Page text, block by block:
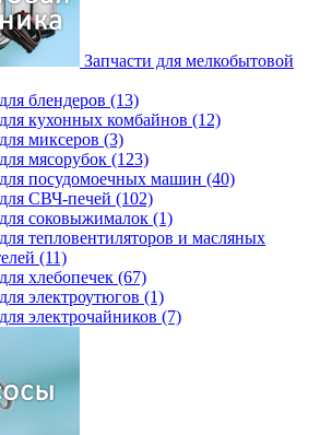
Запчасти для мелкобытовой
блендеров (13)
кухонных комбайнов (12)
миксеров (3)
мясорубок (123)
посудомоечных машин (40)
СВЧ-печей (102)
соковыжималок (1)
тепловентиляторов и масляных
(11)
хлебопечек (67)
электроутюгов (1)
электрочайников (7)